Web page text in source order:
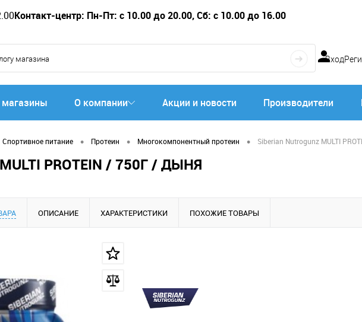
Контакт-центр: Пн-Пт: с 10.00 до 20.00, Сб: с 10.00 до 16.00
Вход
О компании Акции и новости Производители
Спортивное питание • Протеин • Многокомпонентный протеин • Siberian Nutrogunz MULTI
MULTI PROTEIN / 750Г / ДЫНЯ
ОПИСАНИЕ ХАРАКТЕРИСТИКИ ПОХОЖИЕ ТОВАРЫ